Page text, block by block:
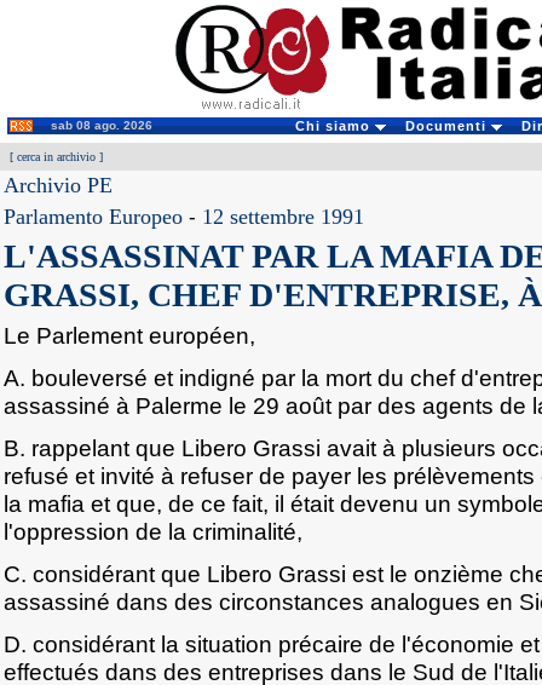
sab 08 ago. 2026 Chi siamo Documenti
[ cerca in archivio ]
Archivio PE
Parlamento Europeo - 12 settembre 1991
L'ASSASSINAT PAR LA MAFIA
GRASSI, CHEF D'ENTREPRISE,
Le Parlement européen,
A. bouleversé et indigné par la mort du chef
assassiné à Palerme le 29 août par des agents de
B. rappelant que Libero Grassi avait à plusieurs
refusé et invité à refuser de payer les
la mafia et que, de ce fait, il était devenu un
l'oppression de la criminalité,
C. considérant que Libero Grassi est le onzième
assassiné dans des circonstances analogues en
D. considérant la situation précaire de l'économie
effectués dans des entreprises dans le Sud de